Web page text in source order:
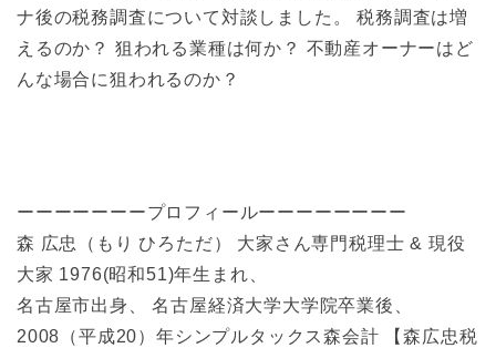
ナ後の税務調査について対談しました。 税務調査は増
えるのか？ 狙われる業種は何か？ 不動産オーナーはど
んな場合に狙われるのか？
ーーーーーーープロフィールーーーーーーーー
森 広忠（もり ひろただ） 大家さん専門税理士 & 現役
大家 1976(昭和51)年生まれ、
名古屋市出身、 名古屋経済大学大学院卒業後、
2008（平成20）年シンプルタックス森会計 【森広忠税